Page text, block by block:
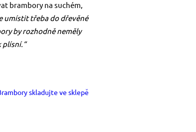
brambory na suchém,
umístit třeba do dřevěné
by rozhodně neměly
plísní.“